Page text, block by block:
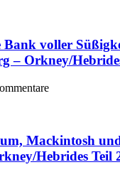
Bank voller
– Orkney/
Mackintosh
Hebrides Teil